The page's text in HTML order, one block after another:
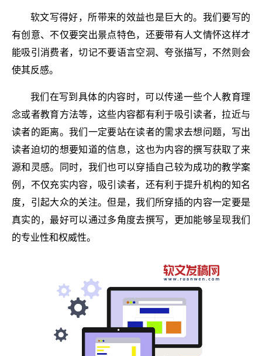
软文写得好，所带来的效益也是巨大的。我们要写的
有创意、不仅要突出景点特色，还要带有人文情怀这样才
能吸引消费者，切记不要语言空洞、夸张描写，不然则会
使其反感。
我们在写到具体的内容时，可以传递一些个人教育理
念或者教育方法等，这些内容都有利于吸引读者，拉近与
读者的距离。我们一定要站在读者的需求去想问题，写出
读者迫切的想要知道的信息，这也为内容的撰写获取了来
源和灵感。同时，我们也可以穿插自己较为成功的教学案
例，不仅充实内容，吸引读者，还有利于提升机构的知名
度，引起大众的关注。但是，我们所穿插的内容一定要是
真实的，最好可以通过多角度去撰写，更加能够呈现我们
的专业性和权威性。